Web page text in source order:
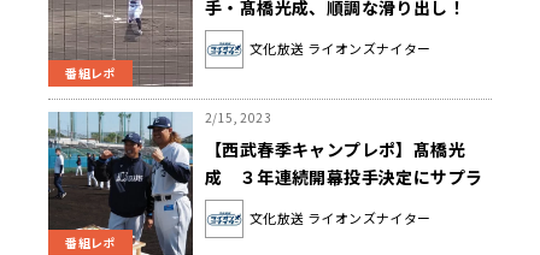
番組レポ
手・髙橋光成、順調な滑り出し！
文化放送 ライオンズナイター
番組レポ
2/15, 2023
【西武春季キャンプレポ】髙橋光
成 ３年連続開幕投手決定にサプラ
イズ！
文化放送 ライオンズナイター